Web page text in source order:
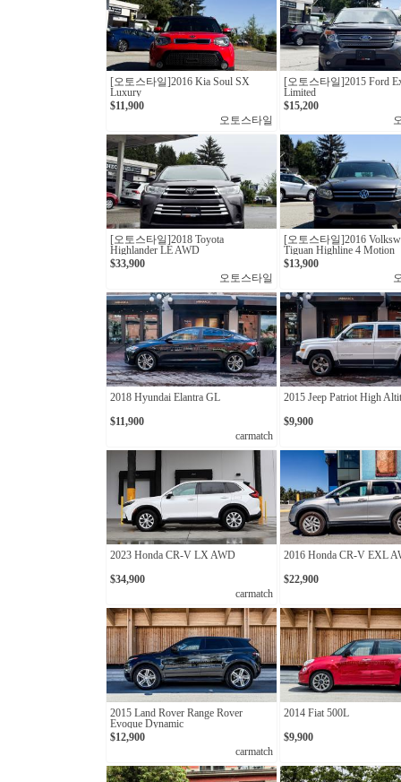
[오토스타일]2016 Kia Soul SX
Luxury
$11,900
오토스타일
[오토스타일]2015 Ford
Limited
$15,200
[오토스타일]2018 Toyota
Highlander LE AWD
$33,900
오토스타일
[오토스타일]2016
Tiguan Highline 4 Motion
$13,900
2018 Hyundai Elantra GL
$11,900
carmatch
2015 Jeep Patriot High
$9,900
2023 Honda CR-V LX AWD
$34,900
carmatch
2016 Honda CR-V EXL
$22,900
2015 Land Rover Range Rover
Evoque Dynamic
$12,900
carmatch
2014 Fiat 500L
$9,900